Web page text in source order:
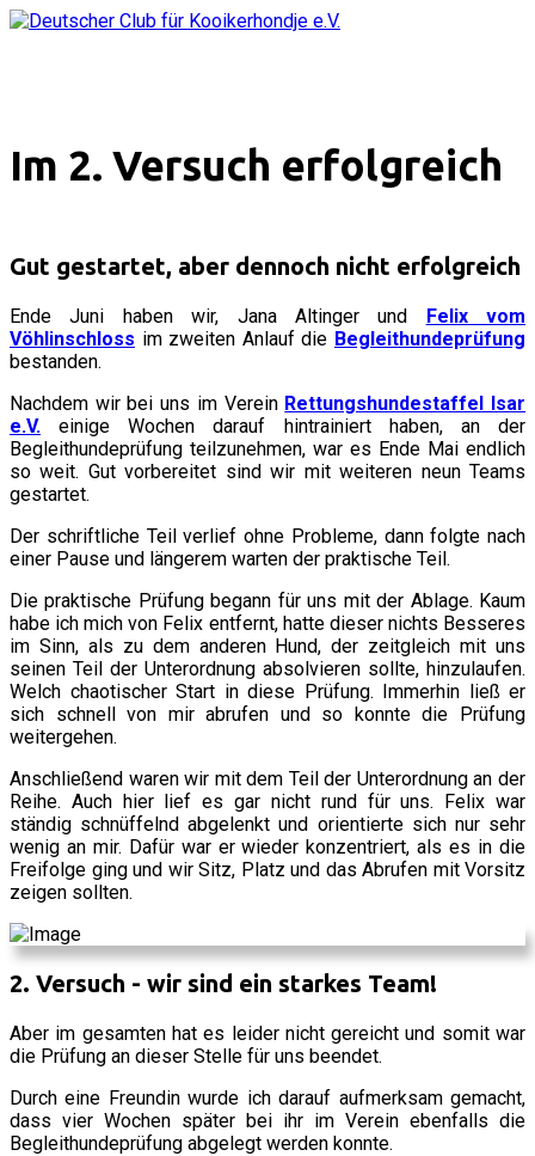
Im 2. Versuch erfolgreich
Gut gestartet, aber dennoch nicht erfolgreich
Ende Juni haben wir, Jana Altinger und Felix vom
Vöhlinschloss im zweiten Anlauf die Begleithundeprüfung
bestanden.
Nachdem wir bei uns im Verein Rettungshundestaffel Isar
e.V. einige Wochen darauf hintrainiert haben, an der
Begleithundeprüfung teilzunehmen, war es Ende Mai endlich
so weit. Gut vorbereitet sind wir mit weiteren neun Teams
gestartet.
Der schriftliche Teil verlief ohne Probleme, dann folgte nach
einer Pause und längerem warten der praktische Teil.
Die praktische Prüfung begann für uns mit der Ablage. Kaum
habe ich mich von Felix entfernt, hatte dieser nichts Besseres
im Sinn, als zu dem anderen Hund, der zeitgleich mit uns
seinen Teil der Unterordnung absolvieren sollte, hinzulaufen.
Welch chaotischer Start in diese Prüfung. Immerhin ließ er
sich schnell von mir abrufen und so konnte die Prüfung
weitergehen.
Anschließend waren wir mit dem Teil der Unterordnung an der
Reihe. Auch hier lief es gar nicht rund für uns. Felix war
ständig schnüffelnd abgelenkt und orientierte sich nur sehr
wenig an mir. Dafür war er wieder konzentriert, als es in die
Freifolge ging und wir Sitz, Platz und das Abrufen mit Vorsitz
zeigen sollten.
2. Versuch - wir sind ein starkes Team!
Aber im gesamten hat es leider nicht gereicht und somit war
die Prüfung an dieser Stelle für uns beendet.
Durch eine Freundin wurde ich darauf aufmerksam gemacht,
dass vier Wochen später bei ihr im Verein ebenfalls die
Begleithundeprüfung abgelegt werden konnte.